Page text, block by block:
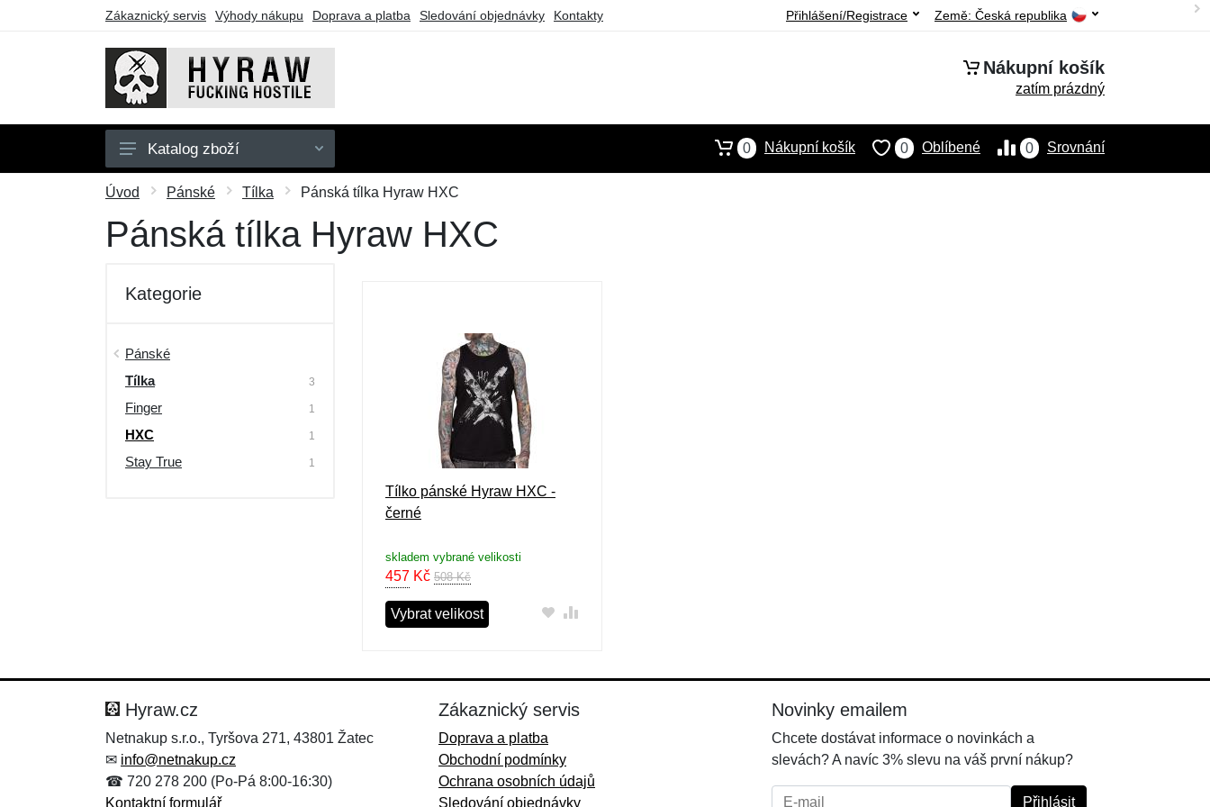
Zákaznický servis Výhody nákupu Doprava a platba Sledování objednávky Kontakty Země: Česká republika
Přihlášení/Registrace
Nákupní košík
zatím prázdný
Pánské
Dámské
Dárkové poukazy
Katalog zboží 0 Srovnání
0 Oblíbené
0 Nákupní košík
Úvod Pánské Tílka Pánská tílka Hyraw HXC
Pánská tílka Hyraw HXC
Kategorie
Pánské
Tílka
3
Finger 1
HXC 1
Stay True 1
Tílko pánské Hyraw HXC -
černé
skladem vybrané velikosti
457 Kč 508 Kč
Vybrat velikost
Hyraw.cz
Netnakup s.r.o., Tyršova 271, 43801 Žatec
✉ info@netnakup.cz
☎ 720 278 200 (Po-Pá 8:00-16:30)
Kontaktní formulář
Zákaznický servis
Doprava a platba
Obchodní podmínky
Ochrana osobních údajů
Sledování objednávky
Novinky emailem
Chcete dostávat informace o novinkách a
slevách? A navíc 3% slevu na váš první nákup?
E-mail: Přihlásit